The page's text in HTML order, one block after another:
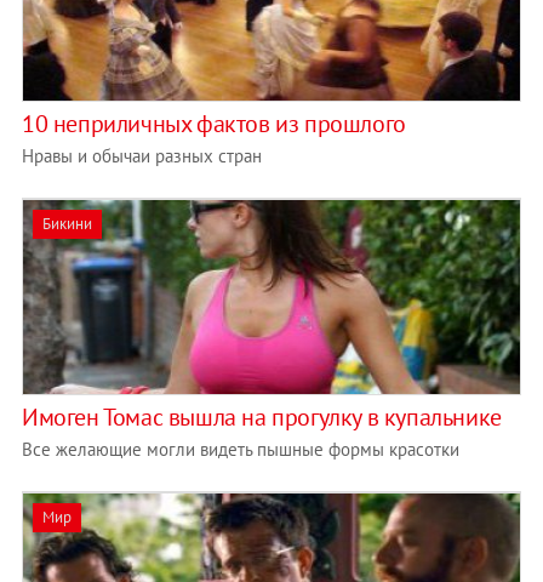
10 неприличных фактов из прошлого
Нравы и обычаи разных стран
Бикини
Имоген Томас вышла на прогулку в купальнике
Все желающие могли видеть пышные формы красотки
Мир